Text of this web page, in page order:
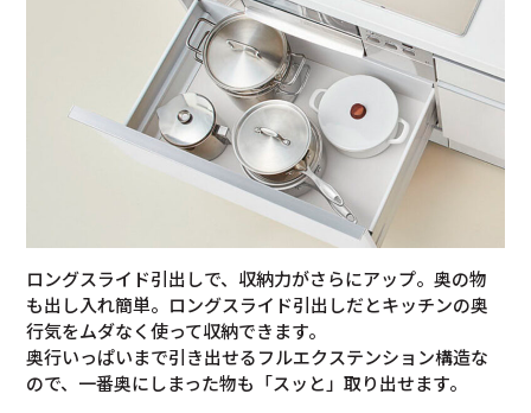
ロングスライド引出しで、収納力がさらにアップ。奥の物
も出し入れ簡単。ロングスライド引出しだとキッチンの奥
行気をムダなく使って収納できます。
奥行いっぱいまで引き出せるフルエクステンション構造な
ので、一番奥にしまった物も「スッと」取り出せます。